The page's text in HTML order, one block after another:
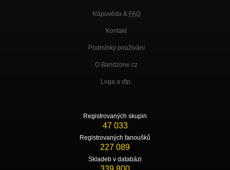
Nápověda & FAQ
Kontakt
Podmínky používání
O Bandzone.cz
Loga a dtp.
Registrovaných skupin
47 033
Registrovaných fanoušků
227 089
Skladeb v databázi